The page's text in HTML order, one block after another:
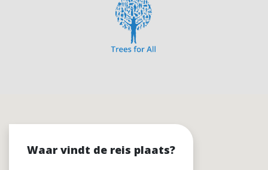
Waar vindt de reis plaats?